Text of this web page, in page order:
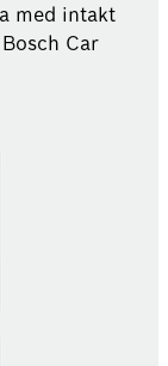
med intakt
Car